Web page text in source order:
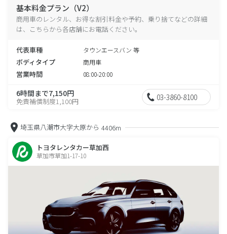
基本料金プラン（V2）
商用車のレンタル、お得な割引料金や予約、乗り捨てなどの詳細
は、こちらから各店舗にお電話ください。
代表車種 タウンエースバン 等
ボディタイプ 商用車
営業時間 08:00-20:00
6時間まで7,150円
免責補償制度1,100円 03-3860-8100
埼玉県八潮市大字大原から 4406m
トヨタレンタカー草加西
草加市草加1-17-10